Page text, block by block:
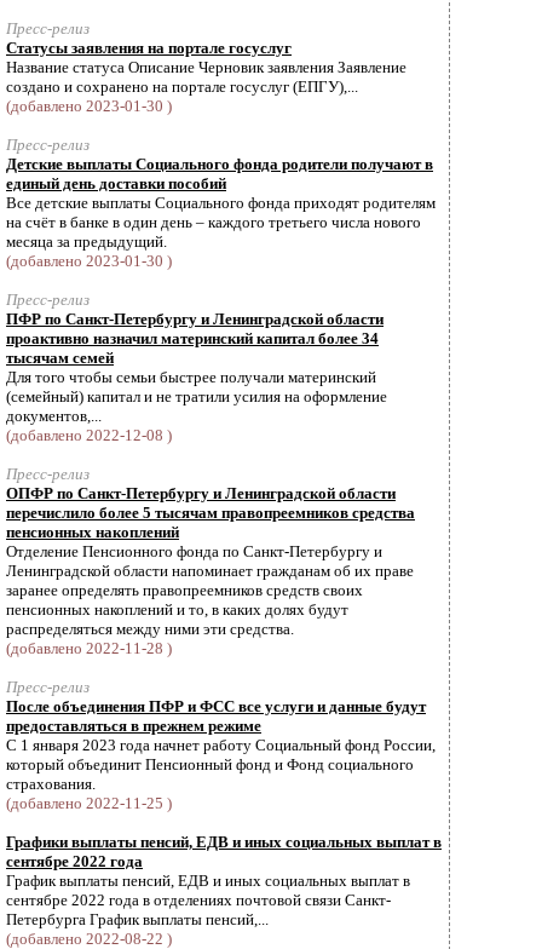
Пресс-релиз
Статусы заявления на портале госуслуг
Название статуса Описание Черновик заявления Заявление
создано и сохранено на портале госуслуг (ЕПГУ),...
(добавлено 2023-01-30 )
Пресс-релиз
Детские выплаты Социального фонда родители получают в
единый день доставки пособий
Все детские выплаты Социального фонда приходят родителям
на счёт в банке в один день – каждого третьего числа нового
месяца за предыдущий.
(добавлено 2023-01-30 )
Пресс-релиз
ПФР по Санкт-Петербургу и Ленинградской области
проактивно назначил материнский капитал более 34
тысячам семей
Для того чтобы семьи быстрее получали материнский
(семейный) капитал и не тратили усилия на оформление
документов,...
(добавлено 2022-12-08 )
Пресс-релиз
ОПФР по Санкт-Петербургу и Ленинградской области
перечислило более 5 тысячам правопреемников средства
пенсионных накоплений
Отделение Пенсионного фонда по Санкт-Петербургу и
Ленинградской области напоминает гражданам об их праве
заранее определять правопреемников средств своих
пенсионных накоплений и то, в каких долях будут
распределяться между ними эти средства.
(добавлено 2022-11-28 )
Пресс-релиз
После объединения ПФР и ФСС все услуги и данные будут
предоставляться в прежнем режиме
С 1 января 2023 года начнет работу Социальный фонд России,
который объединит Пенсионный фонд и Фонд социального
страхования.
(добавлено 2022-11-25 )
Графики выплаты пенсий, ЕДВ и иных социальных выплат в
сентябре 2022 года
График выплаты пенсий, ЕДВ и иных социальных выплат в
сентябре 2022 года в отделениях почтовой связи Санкт-
Петербурга График выплаты пенсий,...
(добавлено 2022-08-22 )